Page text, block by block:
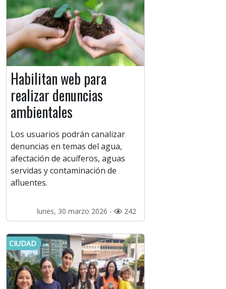
Habilitan web para
realizar denuncias
ambientales
Los usuarios podrán canalizar
denuncias en temas del agua,
afectación de acuíferos, aguas
servidas y contaminación de
afluentes.
lunes, 30 marzo 2026 - 242
CIUDAD